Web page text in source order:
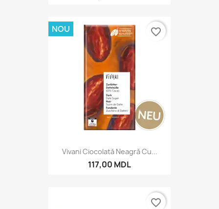
Vivani Ciocolată Neagră Cu...
117,00 MDL
NOU favorite_border
favorite_border